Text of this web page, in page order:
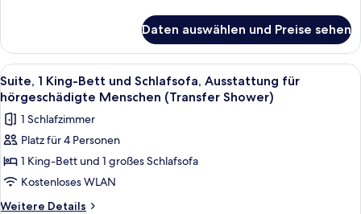
hörgeschädigte
Menschen
anzeigen
1 King-
Bett
und
Schlafsofa,
Ausstattung
für
hörgeschädigte
Daten auswählen und Preise sehen
Alle
Fotos
für
Suite,
1 King-
Bett
und
Schlafsofa,
Ein Hotelzimmer mit einem großen
3
Suite, 1 King-Bett und Schlafsofa, Ausstattung für
hörgeschädigte Menschen (Transfer Shower)
1 Schlafzimmer
Platz für 4 Personen
1 King-Bett und 1 großes Schlafsofa
Kostenloses WLAN
Weitere Details
Weitere